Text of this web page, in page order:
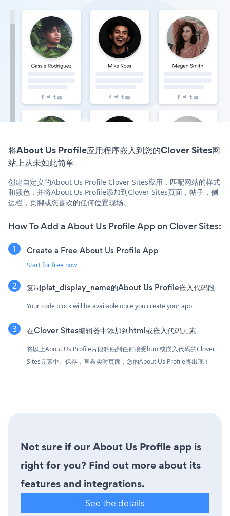
将About Us Profile应用程序嵌入到您的Clover Sites网
站上从未如此简单
创建自定义的About Us Profile Clover Sites应用，匹配网站的样式
和颜色，并将About Us Profile添加到Clover Sites页面，帖子，侧
边栏，页脚或您喜欢的任何位置现场。
How To Add a About Us Profile App on Clover Sites:
Create a Free About Us Profile App
Start for free now
复制plat_display_name的About Us Profile嵌入代码段
Your code block will be available once you create your app
在Clover Sites编辑器中添加到html或嵌入代码元素
将以上About Us Profile片段粘贴到任何接受html或嵌入代码的Clover
Sites元素中。保存，查看实时页面，您的About Us Profile将出现！
Not sure if our About Us Profile app is
right for you? Find out more about its
features and integrations.
See the details